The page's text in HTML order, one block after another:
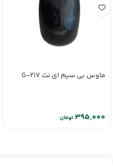
ماوس بی سیم ای نت G-217
تومان